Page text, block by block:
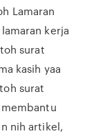
Lamaran
kerja
surat
kasih yaa
surat
nih artikel,